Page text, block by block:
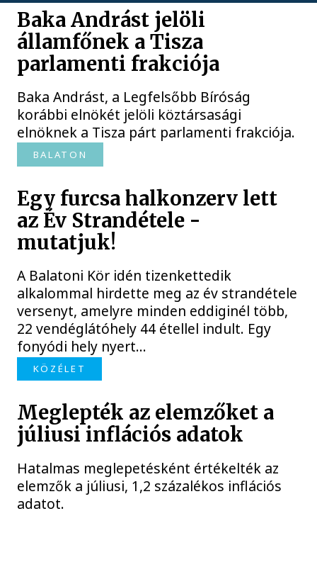
Baka Andrást jelöli
államfőnek a Tisza
parlamenti frakciója
Baka Andrást, a Legfelsőbb Bíróság
korábbi elnökét jelöli köztársasági
elnöknek a Tisza párt parlamenti frakciója.
BALATON
Egy furcsa halkonzerv lett
az Év Strandétele -
mutatjuk!
A Balatoni Kör idén tizenkettedik
alkalommal hirdette meg az év strandétele
versenyt, amelyre minden eddiginél több,
22 vendéglátóhely 44 étellel indult. Egy
fonyódi hely nyert...
KÖZÉLET
Meglepték az elemzőket a
júliusi inflációs adatok
Hatalmas meglepetésként értékelték az
elemzők a júliusi, 1,2 százalékos inflációs
adatot.